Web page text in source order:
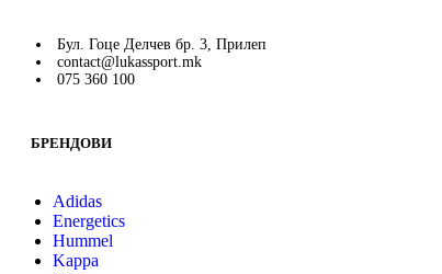
Бул. Гоце Делчев бр. 3, Прилеп
contact@lukassport.mk
075 360 100
БРЕНДОВИ
Adidas
Energetics
Hummel
Kappa